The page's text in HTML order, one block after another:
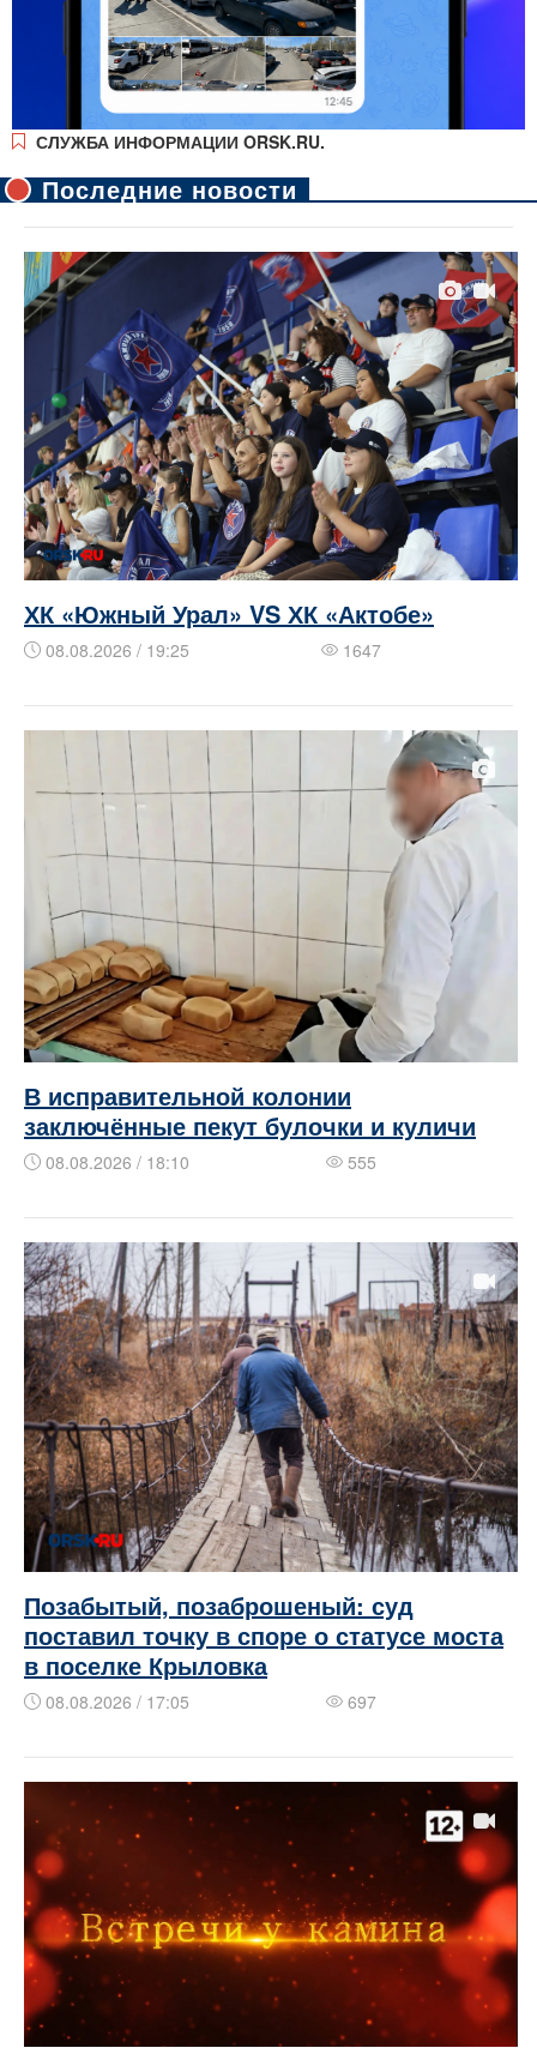
СЛУЖБА ИНФОРМАЦИИ ORSK.RU.
Последние новости
ХК «Южный Урал» VS ХК «Актобе»
08.08.2026 / 19:25 1647
В исправительной колонии
заключённые пекут булочки и куличи
08.08.2026 / 18:10 555
Позабытый, позаброшеный: суд
поставил точку в споре о статусе моста
в поселке Крыловка
08.08.2026 / 17:05 697